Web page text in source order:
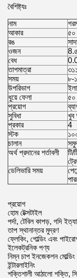
বৈশিষ্ট্যঃ
নাম
আকার
৫০
রঙ
ওজন
বেধ
তাপমাত্রা
সময়
৮-
উপরিভাগ
ধুয়ে ফেলা
৫০
প্রয়োগ
সুবিধা
খুব
প্রকার
4
স্টক
চালান
অর্থ প্রদানের শর্তাবলী
টি/
ডেলিভারি সময়
প্রয়োগ
হোম টেক্সটাইল
পর্দা, টেবিল কাপড়, গদি
তাপ স্থানান্তর মুদ্রণ
ফ্লেকিং, গোল্ডিং এবং
ইলেকট্রনিক পণ্য
নিম্ন চাপ ইনজেকশন
ইন্টারলাইনিং
শক্তিশালী আঠালো শক্তি,